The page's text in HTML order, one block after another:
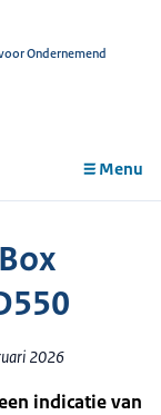
Ondernemend
Menu
2026
indicatie van